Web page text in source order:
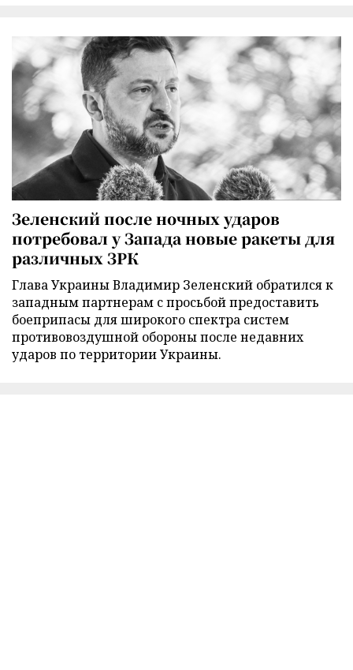
Зеленский после ночных ударов
потребовал у Запада новые ракеты для
различных ЗРК
Глава Украины Владимир Зеленский обратился к
западным партнерам с просьбой предоставить
боеприпасы для широкого спектра систем
противовоздушной обороны после недавних
ударов по территории Украины.